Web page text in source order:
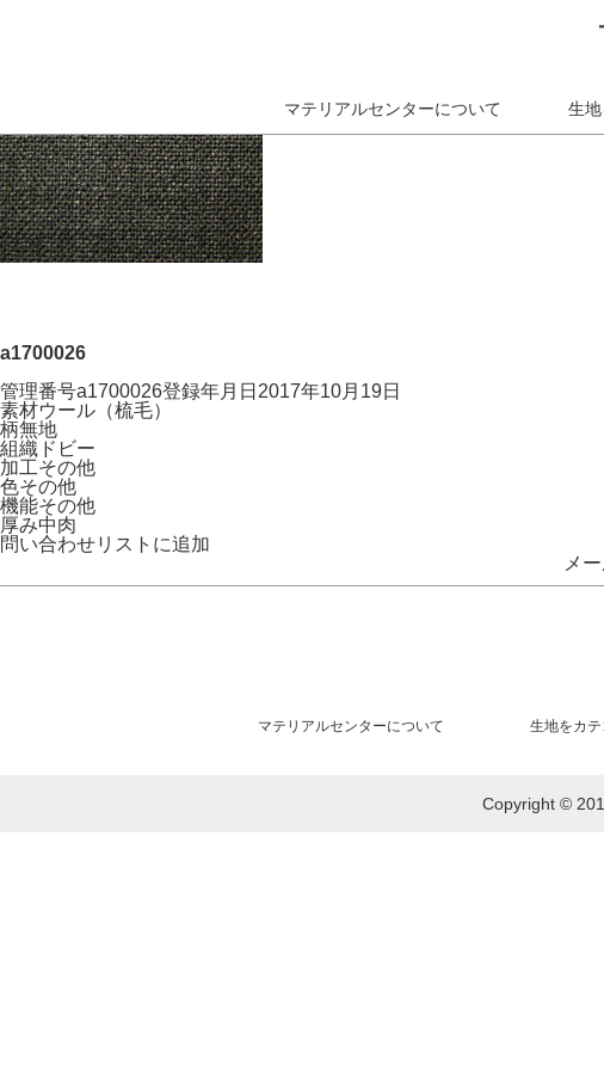
マテリアルセンターについて 生
a1700026
管理番号a1700026登録年月日 2017年10月19日
素材ウール（梳毛）
柄無地
組織 ドビー
加工その他
色その他
機能その他
厚み中肉
問い合わせリストに追加
メ
マテリアルセンターについて 生地をカ
Copyright ©